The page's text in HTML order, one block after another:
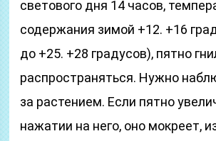
светового дня 14 часов,
содержания зимой +12. +16
до +25. +28 градусов), пятно
распространяться. Нужно
за растением. Если пятно
нажатии на него, оно мокреет,